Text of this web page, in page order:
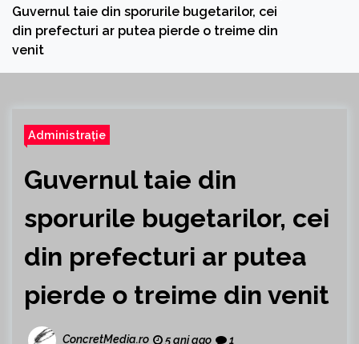
Guvernul taie din sporurile bugetarilor, cei
din prefecturi ar putea pierde o treime din
venit
Administrație
Guvernul taie din
sporurile bugetarilor, cei
din prefecturi ar putea
pierde o treime din venit
ConcretMedia.ro 5 ani ago 1